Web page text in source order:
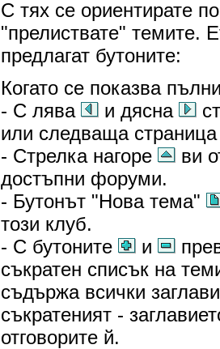
С тях се ориентирате
"прелиствате" темите.
предлагат бутоните:
Когато се показва
- С лява
и дясна
или следваща
- Стрелка нагоре
ви
достъпни форуми.
- Бутонът "Нова тема"
този клуб.
- С бутоните
и
съкратен списък на
съдържа всички
съкратеният -
отговорите й.